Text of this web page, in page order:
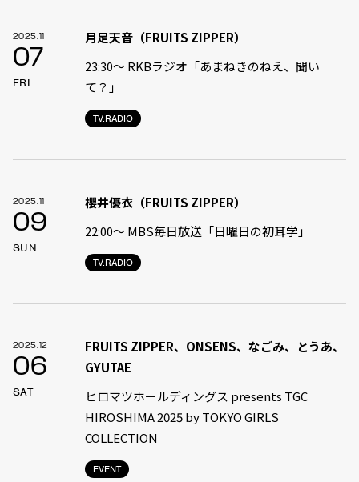
2025.11
07
FRI
TV.RADIO
月足天音（FRUITS ZIPPER）
23:30〜 RKBラジオ「あまねきのねえ、聞い
て？」
2025.11
09
SUN
TV.RADIO
櫻井優衣（FRUITS ZIPPER）
22:00〜 MBS毎日放送「日曜日の初耳学」
2025.12
06
SAT
EVENT
FRUITS ZIPPER、ONSENS、なごみ、とうあ、
GYUTAE
ヒロマツホールディングス presents TGC
HIROSHIMA 2025 by TOKYO GIRLS
COLLECTION